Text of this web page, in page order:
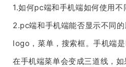
1.如何pc端和手机端如何使用不
2.pc端和手机端能否显示不同
logo，菜单，搜索框。手机端
在手机端菜单会变成三道线，